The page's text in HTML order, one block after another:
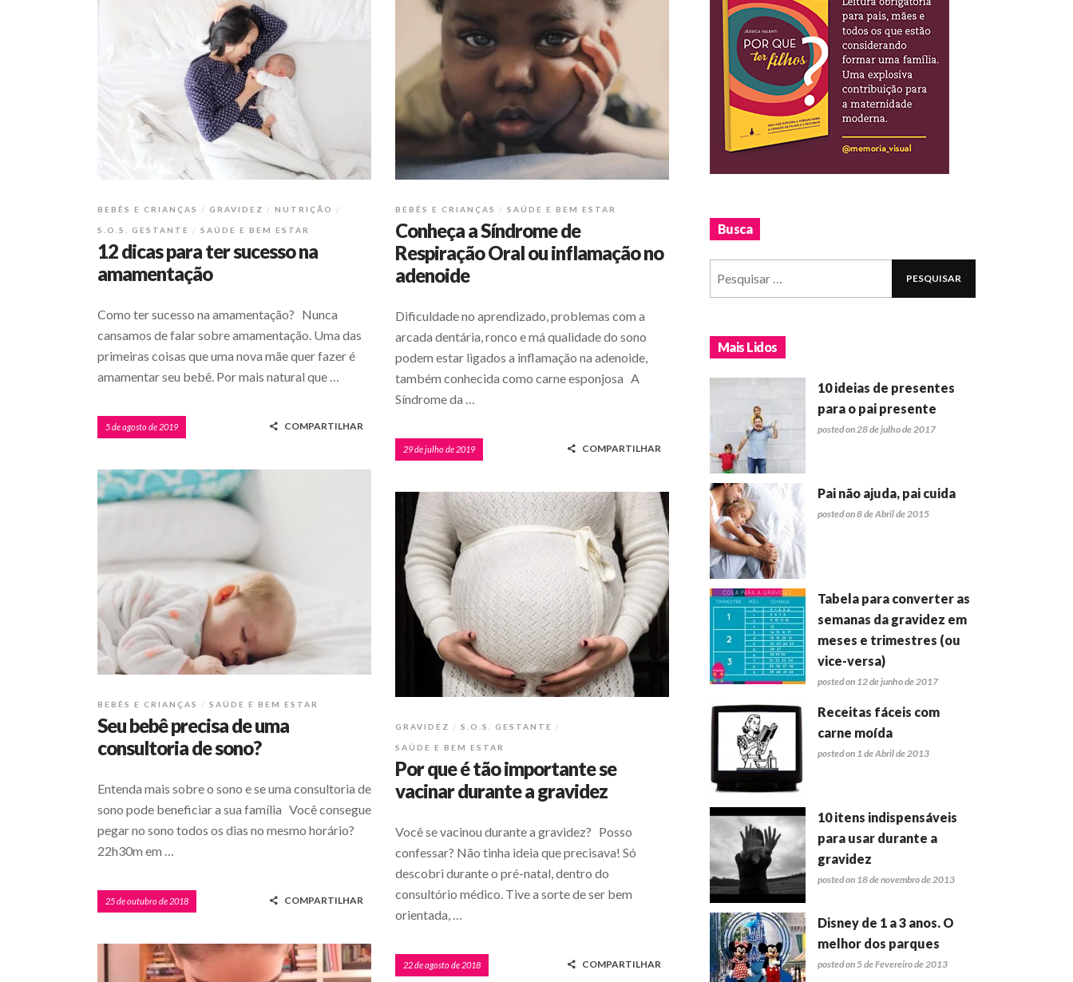
BEBÊS E CRIANÇAS GRAVIDEZ NUTRIÇÃO
S.O.S. GESTANTE SAÚDE E BEM ESTAR
12 dicas para ter sucesso na
amamentação
Como ter sucesso na amamentação? Nunca
cansamos de falar sobre amamentação. Uma das
primeiras coisas que uma nova mãe quer fazer é
amamentar seu bebê. Por mais natural que …
5 de agosto de 2019 COMPARTILHAR
BEBÊS E CRIANÇAS SAÚDE E BEM ESTAR
Conheça a Síndrome de
Respiração Oral ou inflamação no
adenoide
Dificuldade no aprendizado, problemas com a
arcada dentária, ronco e má qualidade do sono
podem estar ligados a inflamação na adenoide,
também conhecida como carne esponjosa A
Síndrome da …
29 de julho de 2019 COMPARTILHAR
BEBÊS E CRIANÇAS SAÚDE E BEM ESTAR
Seu bebê precisa de uma
consultoria de sono?
Entenda mais sobre o sono e se uma consultoria de
sono pode beneficiar a sua família Você consegue
pegar no sono todos os dias no mesmo horário?
22h30m em …
25 de outubro de 2018 COMPARTILHAR
GRAVIDEZ S.O.S. GESTANTE
SAÚDE E BEM ESTAR
Por que é tão importante se
vacinar durante a gravidez
Você se vacinou durante a gravidez? Posso
confessar? Não tinha ideia que precisava! Só
descobri durante o pré-natal, dentro do
consultório médico. Tive a sorte de ser bem
orientada, …
22 de agosto de 2018 COMPARTILHAR
Busca
Mais Lidos
10 ideias de presentes
para o pai presente
posted on 28 de julho de 2017
Pai não ajuda, pai cuida
posted on 8 de Abril de 2015
Tabela para converter as
semanas da gravidez em
meses e trimestres (ou
vice-versa)
posted on 12 de junho de 2017
Receitas fáceis com
carne moída
posted on 1 de Abril de 2013
10 itens indispensáveis
para usar durante a
gravidez
posted on 18 de novembro de 2013
Disney de 1 a 3 anos. O
melhor dos parques
posted on 5 de Fevereiro de 2013